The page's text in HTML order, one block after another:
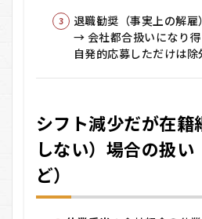
（基
本手
給付
日数
の違
い
5
退職勧奨（事実上の解雇
→ 会社都合扱いになり
自発的応募しただけは除
シフト減少だが在籍
しない）場合の扱い
ど）